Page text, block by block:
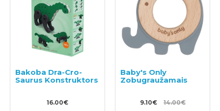
Bakoba Dra-Cro-
Saurus Konstruktors
16.00€
Baby's Only
Zobugraužamais
9.10€ 14.00€